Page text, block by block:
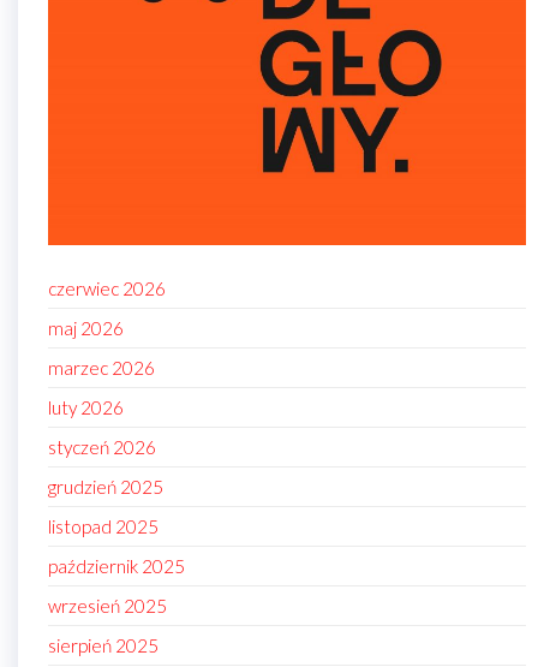
czerwiec 2026
maj 2026
marzec 2026
luty 2026
styczeń 2026
grudzień 2025
listopad 2025
październik 2025
wrzesień 2025
sierpień 2025